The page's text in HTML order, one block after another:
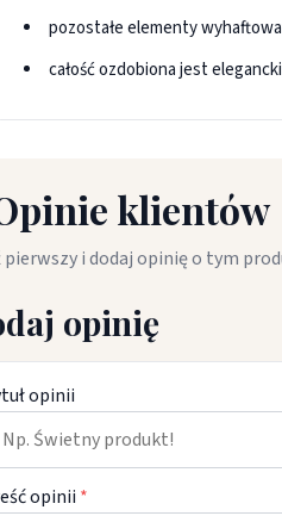
pozostałe elementy
całość ozdobiona jest
klientów
pierwszy i dodaj opinię o tym
opinię
opinii
opinii *